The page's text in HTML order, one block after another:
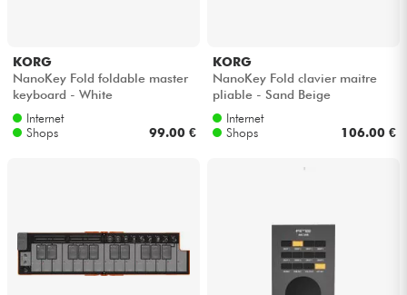
KORG
NanoKey Fold foldable master
keyboard - White
Internet
Shops
99.00 €
KORG
NanoKey Fold clavier maitre
pliable - Sand Beige
Internet
Shops
106.00 €